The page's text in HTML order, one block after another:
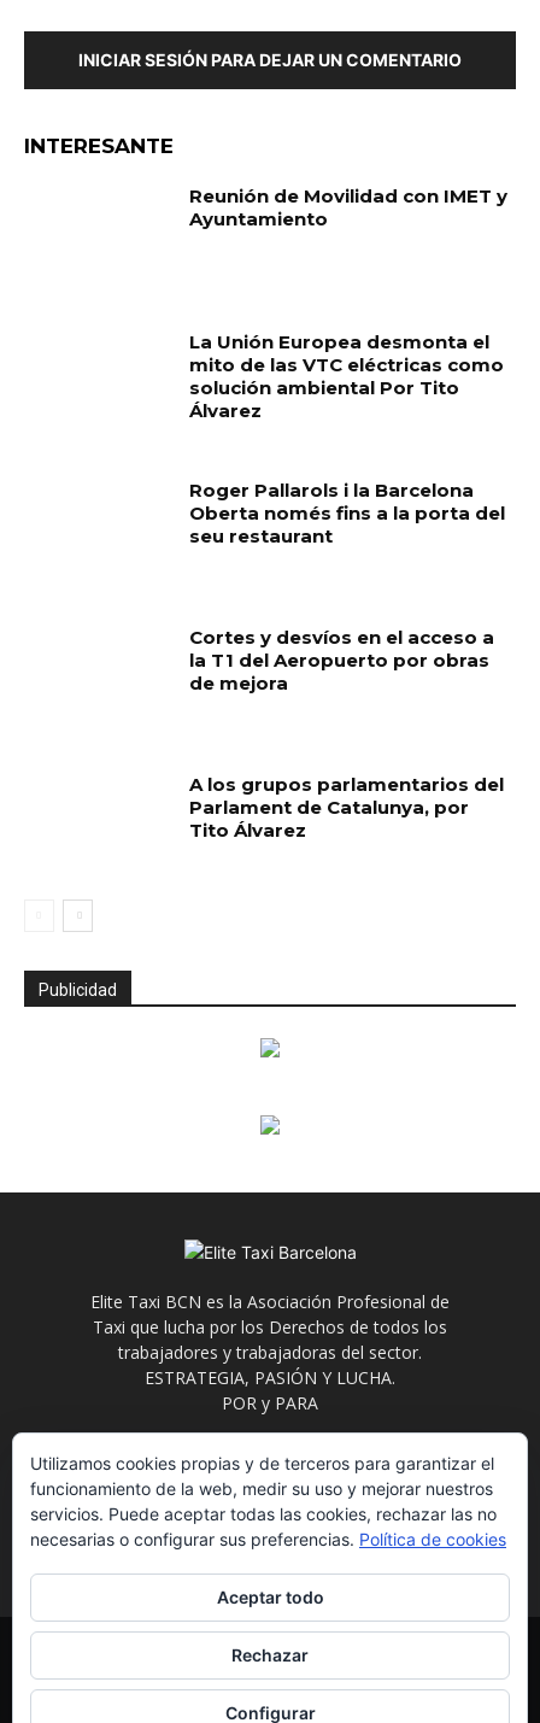
INICIAR SESIÓN PARA DEJAR UN COMENTARIO
INTERESANTE
Reunión de Movilidad con IMET y
Ayuntamiento
La Unión Europea desmonta el
mito de las VTC eléctricas como
solución ambiental Por Tito
Álvarez
Roger Pallarols i la Barcelona
Oberta només fins a la porta del
seu restaurant
Cortes y desvíos en el acceso a
la T1 del Aeropuerto por obras
de mejora
A los grupos parlamentarios del
Parlament de Catalunya, por
Tito Álvarez
Publicidad
Elite Taxi BCN es la Asociación Profesional de
Taxi que lucha por los Derechos de todos los
trabajadores y trabajadoras del sector.
ESTRATEGIA, PASIÓN Y LUCHA.
POR y PARA
Contáctanos: info@elitetaxi.taxi
Elite Social
Eliminación de datos
Estatutos
Utilizamos cookies propias y de terceros para garantizar el
funcionamiento de la web, medir su uso y mejorar nuestros
servicios. Puede aceptar todas las cookies, rechazar las no
necesarias o configurar sus preferencias. Política de cookies
Aceptar todo
Rechazar
Configurar